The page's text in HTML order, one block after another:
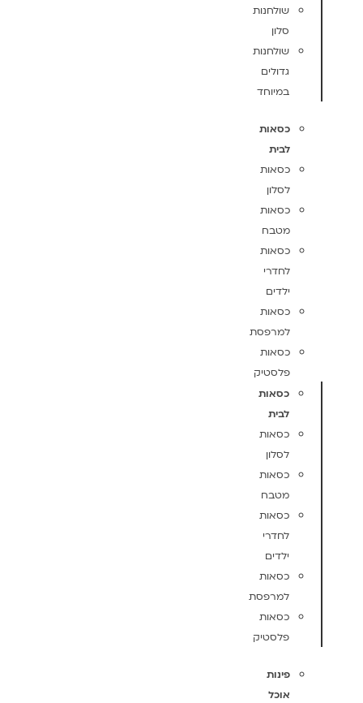
שולחנות
סלון
שולחנות
גדולים
במיוחד
כסאות
לבית
כסאות
לסלון
כסאות
מטבח
כסאות
לחדרי
ילדים
כסאות
למרפסת
כסאות
פלסטיק
כסאות
לבית
כסאות
לסלון
כסאות
מטבח
כסאות
לחדרי
ילדים
כסאות
למרפסת
כסאות
פלסטיק
פינות
אוכל